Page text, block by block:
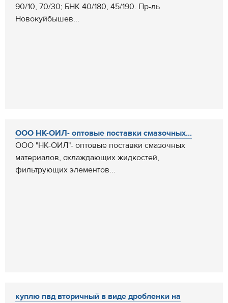
90/10, 70/30; БНК 40/180, 45/190. Пр-ль
Новокуйбышев...
ООО НК-ОИЛ- оптовые поставки смазочных...
ООО "НК-ОИЛ"- оптовые поставки смазочных
материалов, охлаждающих жидкостей,
фильтрующих элементов...
куплю пвд вторичный в виде дробленки на